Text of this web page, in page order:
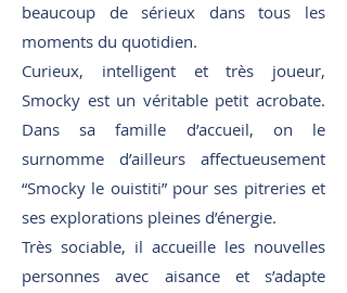
beaucoup de sérieux dans tous les
moments du quotidien.
Curieux, intelligent et très joueur,
Smocky est un véritable petit acrobate.
Dans sa famille d’accueil, on le
surnomme d’ailleurs affectueusement
“Smocky le ouistiti” pour ses pitreries et
ses explorations pleines d’énergie.
Très sociable, il accueille les nouvelles
personnes avec aisance et s’adapte